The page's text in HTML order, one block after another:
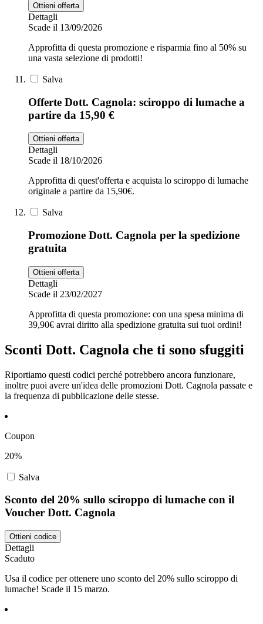
Ottieni offerta
Dettagli
Scade il 13/09/2026
Approfitta di questa promozione e risparmia fino al 50% su
una vasta selezione di prodotti!
Salva
Offerte Dott. Cagnola: sciroppo di lumache a
partire da 15,90 €
Ottieni offerta
Dettagli
Scade il 18/10/2026
Approfitta di quest'offerta e acquista lo sciroppo di lumache
originale a partire da 15,90€.
Salva
Promozione Dott. Cagnola per la spedizione
gratuita
Ottieni offerta
Dettagli
Scade il 23/02/2027
Approfitta di questa promozione: con una spesa minima di
39,90€ avrai diritto alla spedizione gratuita sui tuoi ordini!
Sconti Dott. Cagnola che ti sono sfuggiti
Riportiamo questi codici perché potrebbero ancora funzionare,
inoltre puoi avere un'idea delle promozioni Dott. Cagnola passate e
la frequenza di pubblicazione delle stesse.
Coupon
20%
Salva
Sconto del 20% sullo sciroppo di lumache con il
Voucher Dott. Cagnola
Ottieni codice
Dettagli
Scaduto
Usa il codice per ottenere uno sconto del 20% sullo sciroppo di
lumache! Scade il 15 marzo.